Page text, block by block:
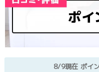
8/9現在 ポイ